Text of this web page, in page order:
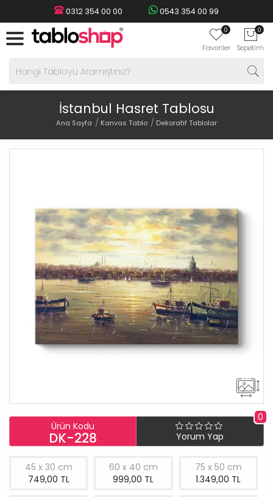
0312 354 00 00 0543 354 00 99
0
Favoriler
0
Sepetim
İstanbul Hasret Tablosu
Ana Sayfa Kanvas Tablo Dekoratif Tablolar
Ürün Kodu
DK-228
0
Yorum Yap
45 x 30 cm
749,00 TL
60 x 40 cm
999,00 TL
75 x 50 cm
1.349,00 TL